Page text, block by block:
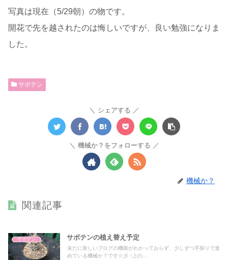
写真は現在（5/29朝）の物です。
開花で先を越されたのは悔しいですが、良い勉強になりま
した。
サボテン
シェアする
機械か？をフォローする
機械か？
関連記事
サボテン サボテンの植え替え予定
未だに新しいブログの機能がわかっておらず、少しずつ手探りで進
めている機械か？です☆彡 ↑上の...